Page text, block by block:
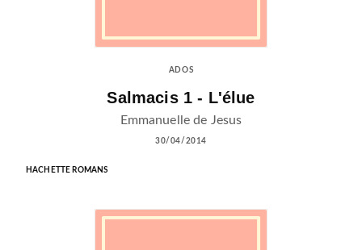
ADOS
Salmacis 1 - L'élue
Emmanuelle de Jesus
30/04/2014
HACHETTE ROMANS